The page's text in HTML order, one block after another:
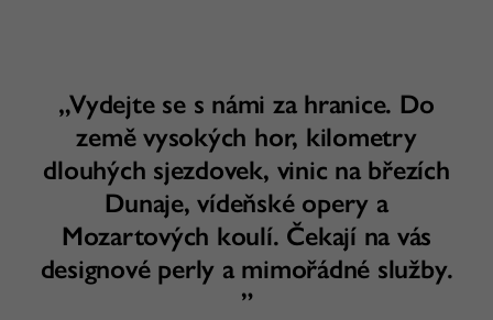
„Vydejte se s námi za hranice. Do
země vysokých hor, kilometry
dlouhých sjezdovek, vinic na březích
Dunaje, vídeňské opery a
Mozartových koulí. Čekají na vás
designové perly a mimořádné služby.
”